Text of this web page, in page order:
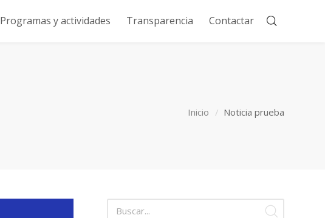
Programas y actividades Transparencia Contactar
Inicio Noticia prueba